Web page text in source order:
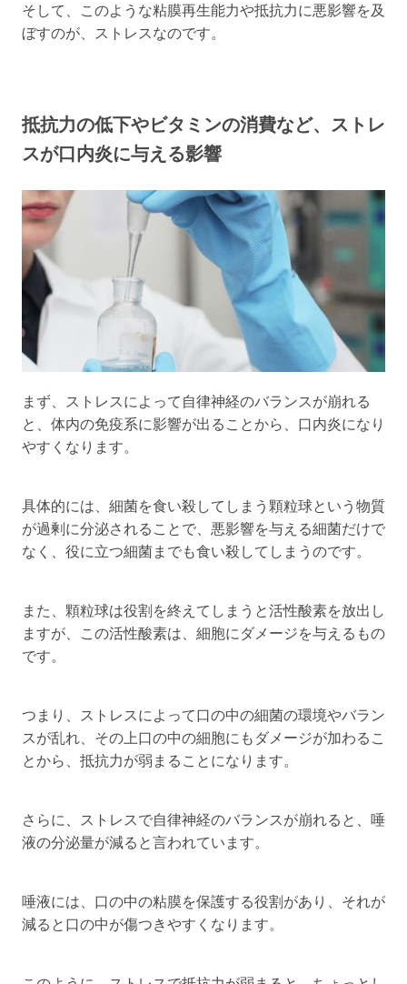
そして、このような粘膜再生能力や抵抗力に悪影響を及
ぼすのが、ストレスなのです。
抵抗力の低下やビタミンの消費など、ストレ
スが口内炎に与える影響
まず、ストレスによって自律神経のバランスが崩れる
と、体内の免疫系に影響が出ることから、口内炎になり
やすくなります。
具体的には、細菌を食い殺してしまう顆粒球という物質
が過剰に分泌されることで、悪影響を与える細菌だけで
なく、役に立つ細菌までも食い殺してしまうのです。
また、顆粒球は役割を終えてしまうと活性酸素を放出し
ますが、この活性酸素は、細胞にダメージを与えるもの
です。
つまり、ストレスによって口の中の細菌の環境やバラン
スが乱れ、その上口の中の細胞にもダメージが加わるこ
とから、抵抗力が弱まることになります。
さらに、ストレスで自律神経のバランスが崩れると、唾
液の分泌量が減ると言われています。
唾液には、口の中の粘膜を保護する役割があり、それが
減ると口の中が傷つきやすくなります。